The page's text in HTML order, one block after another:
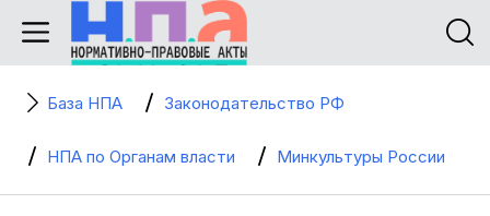
База НПА Законодательство РФ
НПА по Органам власти Минкультуры России